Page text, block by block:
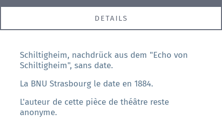
DETAILS
Schiltigheim, nachdrück aus dem "Echo von
Schiltigheim", sans date.
La BNU Strasbourg le date en 1884.
L'auteur de cette pièce de théâtre reste
anonyme.